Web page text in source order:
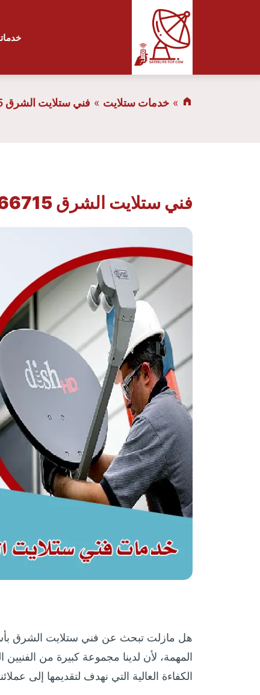
خدمات ستلايت فني ستلايت الشرق 66166715 خدمة 24 ساعة
فني ستلايت الشرق 66166715 خدمة 24 ساعة
هل مازلت تبحث عن فني ستلايت الشرق
المهمة، لأن لدينا مجموعة كبيرة من
الكفاءة العالية التي نهدف لتقديمها إلى